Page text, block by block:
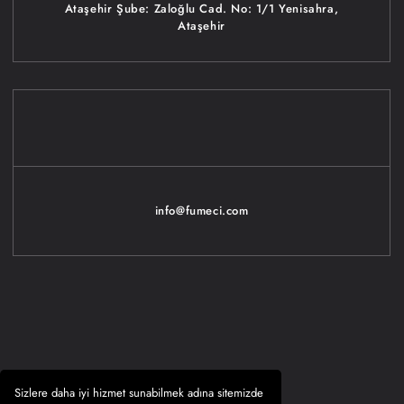
Sizlere daha iyi hizmet sunabilmek adına sitemizde
Ataşehir Şube: Zaloğlu Cad. No: 1/1 Yenisahra,
Ataşehir
info@fumeci.com